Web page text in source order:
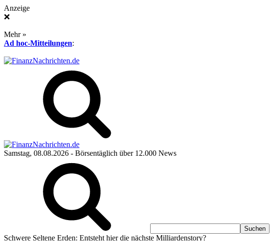
Anzeige
❌
Mehr »
Ad hoc-Mitteilungen:
Samstag, 08.08.2026 - Börsentäglich über 12.000 News
Schwere Seltene Erden: Entsteht hier die nächste Milliardenstory?